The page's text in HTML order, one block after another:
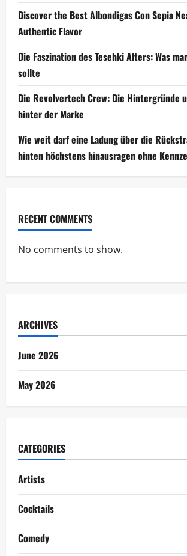
Discover the Best Albondigas Con Sepia
Authentic Flavor
Die Faszination des Tesehki Alters: Was
sollte
Die Revolvertech Crew: Die Hintergründe
hinter der Marke
Wie weit darf eine Ladung über die
hinten höchstens hinausragen ohne
RECENT COMMENTS
No comments to show.
ARCHIVES
June 2026
May 2026
CATEGORIES
Artists
Cocktails
Comedy